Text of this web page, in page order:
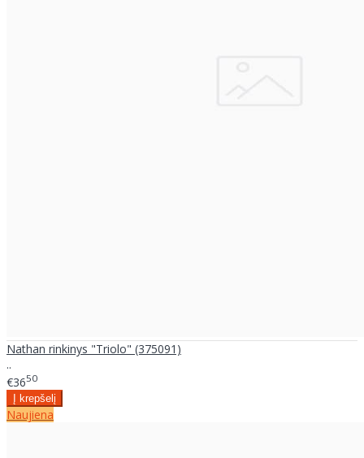
Nathan rinkinys "Triolo" (375091)
..
€3650
Naujiena